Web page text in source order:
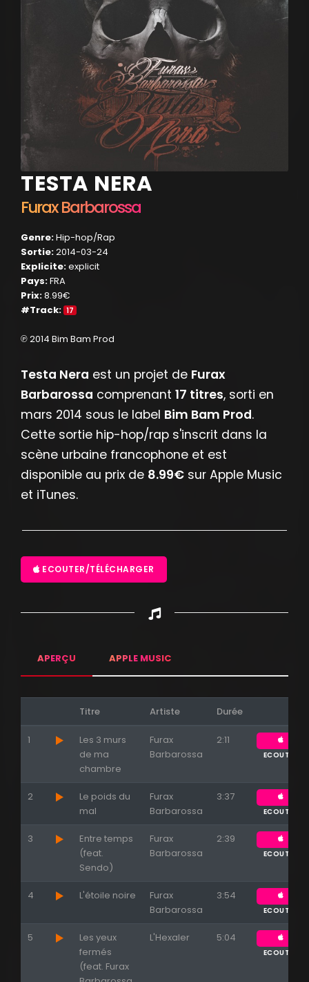
TESTA NERA
Furax Barbarossa
Genre:Hip-hop/Rap
Sortie:2014-03-24
Explicite:explicit
Pays:FRA
Prix:8.99€
#Track: 17
℗ 2014 Bim Bam Prod
Testa Nera est un projet de Furax
Barbarossa comprenant 17 titres, sorti en
mars 2014 sous le label Bim Bam Prod.
Cette sortie hip-hop/rap s'inscrit dans la
scène urbaine francophone et est
disponible au prix de 8.99€ sur Apple Music
et iTunes.
ECOUTER/TÉLÉCHARGER
APERÇU APPLE MUSIC
Titre Artiste Durée
1
Les 3 murs
de ma
chambre
Furax
Barbarossa
2:11
ECOUTER
2
Le poids du
mal
Furax
Barbarossa
3:37
ECOUTER
3
Entre temps
(feat.
Sendo)
Furax
Barbarossa
2:39
ECOUTER
4 L'étoile noire
Furax
Barbarossa
3:54
ECOUTER
5
Les yeux
fermés
(feat. Furax
L'Hexaler 5:04
ECOUTER